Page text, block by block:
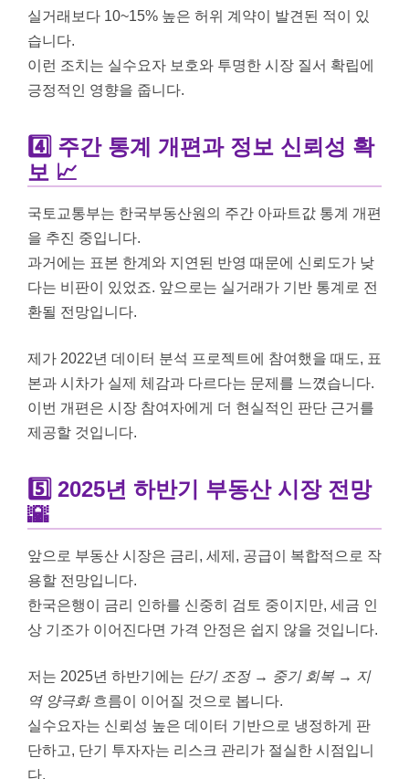
실거래보다 10~15% 높은 허위 계약이 발견된 적이 있
습니다.
이런 조치는 실수요자 보호와 투명한 시장 질서 확립에
긍정적인 영향을 줍니다.
4️⃣ 주간 통계 개편과 정보 신뢰성 확
보 📈
국토교통부는 한국부동산원의 주간 아파트값 통계 개편
을 추진 중입니다.
과거에는 표본 한계와 지연된 반영 때문에 신뢰도가 낮
다는 비판이 있었죠. 앞으로는 실거래가 기반 통계로 전
환될 전망입니다.
제가 2022년 데이터 분석 프로젝트에 참여했을 때도, 표
본과 시차가 실제 체감과 다르다는 문제를 느꼈습니다.
이번 개편은 시장 참여자에게 더 현실적인 판단 근거를
제공할 것입니다.
5️⃣ 2025년 하반기 부동산 시장 전망
🌇
앞으로 부동산 시장은 금리, 세제, 공급이 복합적으로 작
용할 전망입니다.
한국은행이 금리 인하를 신중히 검토 중이지만, 세금 인
상 기조가 이어진다면 가격 안정은 쉽지 않을 것입니다.
저는 2025년 하반기에는 단기 조정 → 중기 회복 → 지
역 양극화흐름이 이어질 것으로 봅니다.
실수요자는 신뢰성 높은 데이터 기반으로 냉정하게 판
단하고, 단기 투자자는 리스크 관리가 절실한 시점입니
다.